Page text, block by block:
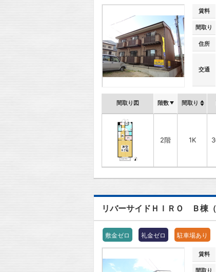
賃料
間取り
住所
交通
間取り図 階数 間取り
2階 1K
リバーサイドＨＩＲＯ Ｂ棟（
敷金ゼロ 礼金ゼロ 駐車場あり
賃料
間取り